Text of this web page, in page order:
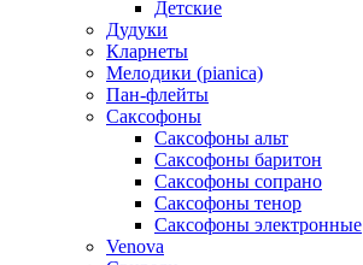
Детские
Дудуки
Кларнеты
Мелодики (pianica)
Пан-флейты
Саксофоны
Саксофоны альт
Саксофоны баритон
Саксофоны сопрано
Саксофоны тенор
Саксофоны электронные
Venova